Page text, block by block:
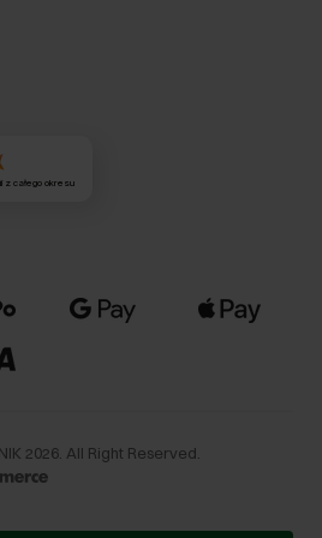
z całego okresu
2026 . All Right Reserved.